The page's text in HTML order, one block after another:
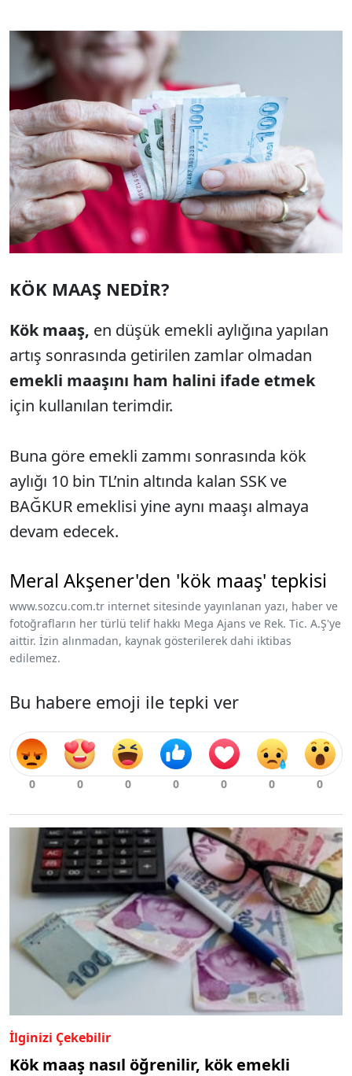
KÖK MAAŞ NEDİR?
Kök maaş, en düşük emekli aylığına yapılan
artış sonrasında getirilen zamlar olmadan
emekli maaşını ham halini ifade etmek
için kullanılan terimdir.
Buna göre emekli zammı sonrasında kök
aylığı 10 bin TL’nin altında kalan SSK ve
BAĞKUR emeklisi yine aynı maaşı almaya
devam edecek.
Meral Akşener'den 'kök maaş' tepkisi
www.sozcu.com.tr internet sitesinde yayınlanan yazı, haber ve
fotoğrafların her türlü telif hakkı Mega Ajans ve Rek. Tic. A.Ş'ye
aittir. İzin alınmadan, kaynak gösterilerek dahi iktibas
edilemez.
Bu habere emoji ile tepki ver
İlginizi Çekebilir
Kök maaş nasıl öğrenilir, kök emekli